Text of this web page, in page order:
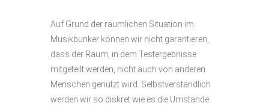
Auf Grund der räumlichen Situation im
Musikbunker können wir nicht garantieren,
dass der Raum, in dem Testergebnisse
mitgeteilt werden, nicht auch von anderen
Menschen genutzt wird. Selbstverständlich
werden wir so diskret wie es die Umstände